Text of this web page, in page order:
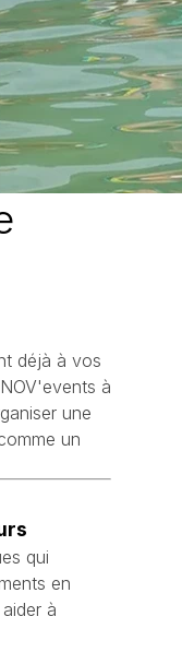
déjà à vos
à
une
un
qui
en
à